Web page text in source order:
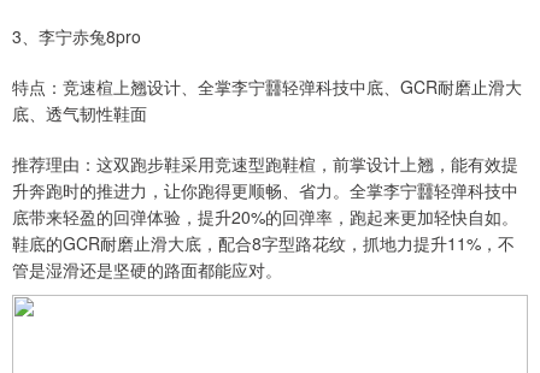
3、李宁赤兔8pro
特点：竞速楦上翘设计、全掌李宁䨻轻弹科技中底、GCR耐磨止滑大
底、透气韧性鞋面
推荐理由：这双跑步鞋采用竞速型跑鞋楦，前掌设计上翘，能有效提
升奔跑时的推进力，让你跑得更顺畅、省力。全掌李宁䨻轻弹科技中
底带来轻盈的回弹体验，提升20%的回弹率，跑起来更加轻快自如。
鞋底的GCR耐磨止滑大底，配合8字型路花纹，抓地力提升11%，不
管是湿滑还是坚硬的路面都能应对。